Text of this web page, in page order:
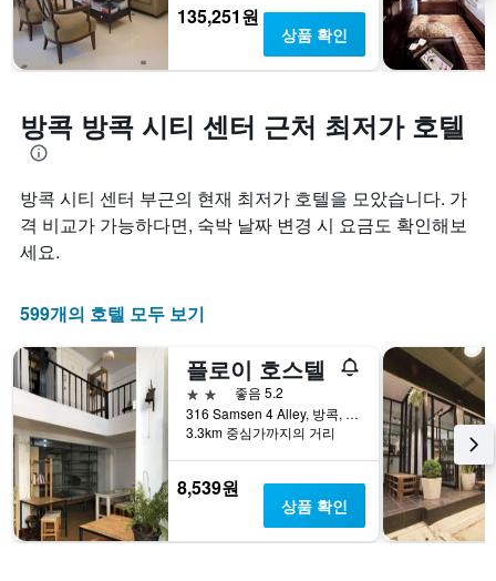
135,251원
상품 확인
방콕 방콕 시티 센터 근처 최저가 호텔
방콕 시티 센터 부근의 현재 최저가 호텔을 모았습니다. 가
격 비교가 가능하다면, 숙박 날짜 변경 시 요금도 확인해보
세요.
599개의 호텔 모두 보기
플로이 호스텔
2성급
좋음 5.2
316 Samsen 4 Alley, 방콕, 태국
3.3km 중심가까지의 거리
8,539원
상품 확인